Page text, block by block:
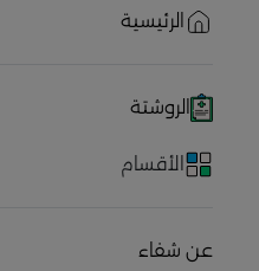
الرئيسية
الروشتة
الأقسام
عن شفاء